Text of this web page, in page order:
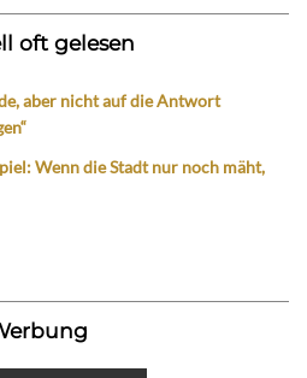
oft gelesen
aber nicht auf die Antwort
Wenn die Stadt nur noch mäht,